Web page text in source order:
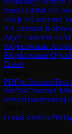
Restauracja Starych
Sztuki Ghibli AI
Akcji AIGenerator
AIGenerator
Zdjęć LinkedIn AIAI
Projektowanie
Projektowanie
Eraser
PDF to BrainrotText
SurfersGenerator
ServerDokumentacja
O nasCennikAPI